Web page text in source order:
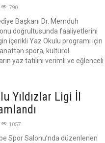
790
Başkanı Dr. Memduh
doğrultusunda faaliyetlerini
içerikli Yaz Okulu programı için
spora, kültürel
yaz tatilini verimli ve eğlenceli
Yıldızlar Ligi İl
1057
Spor Salonu’nda düzenlenen